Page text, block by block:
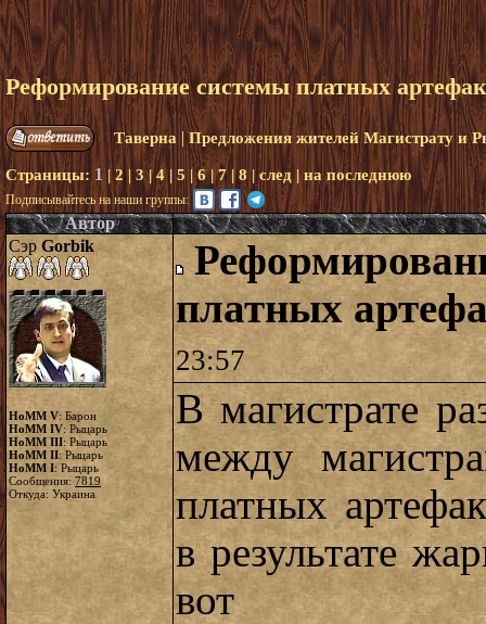
Реформирование системы платных
Таверна |Предложения жителей Магистрату и
Страницы: 1 | 2 | 3|4| 5 |6|7| 8 |след| на последнюю
Подписывайтесь на наши группы:
Автор
Сэр Gorbik
HoMM V: Барон
HoMM IV: Рыцарь
HoMM III: Рыцарь
HoMM II: Рыцарь
HoMM I: Рыцарь
Сообщения: 7819
Откуда: Украина
платных
23:57
В магистрате
между
платных
в результате
вот